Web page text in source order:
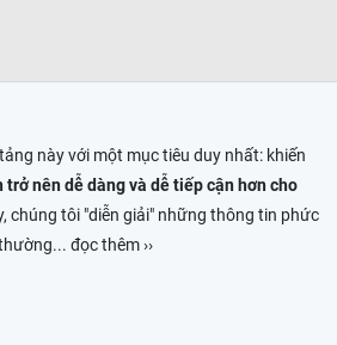
này với một mục tiêu duy nhất: khiến
nên dễ dàng và dễ tiếp cận hơn cho
chúng tôi "diễn giải" những thông tin phức
... đọc thêm ››